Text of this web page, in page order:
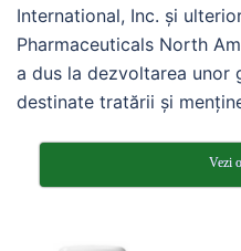
International, Inc. și
Pharmaceuticals North
a dus la dezvoltarea unor
destinate tratării și
Vezi